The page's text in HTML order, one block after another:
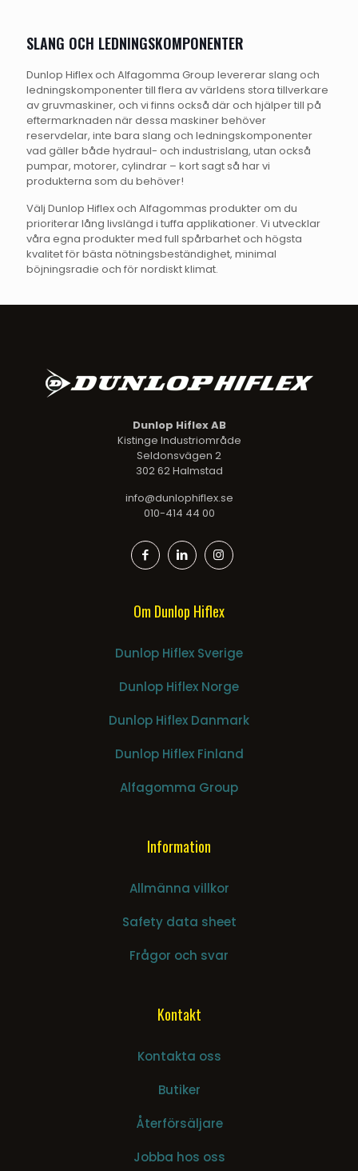
SLANG OCH LEDNINGSKOMPONENTER
Dunlop Hiflex och Alfagomma Group levererar slang och
ledningskomponenter till flera av världens stora tillverkare
av gruvmaskiner, och vi finns också där och hjälper till på
eftermarknaden när dessa maskiner behöver
reservdelar, inte bara slang och ledningskomponenter
vad gäller både hydraul- och industrislang, utan också
pumpar, motorer, cylindrar – kort sagt så har vi
produkterna som du behöver!
Välj Dunlop Hiflex och Alfagommas produkter om du
prioriterar lång livslängd i tuffa applikationer. Vi utvecklar
våra egna produkter med full spårbarhet och högsta
kvalitet för bästa nötningsbeständighet, minimal
böjningsradie och för nordiskt klimat.
Dunlop Hiflex AB
Kistinge Industriområde
Seldonsvägen 2
302 62 Halmstad
info@dunlophiflex.se
010-414 44 00
Om Dunlop Hiflex
Dunlop Hiflex Sverige
Dunlop Hiflex Norge
Dunlop Hiflex Danmark
Dunlop Hiflex Finland
Alfagomma Group
Information
Allmänna villkor
Safety data sheet
Frågor och svar
Kontakt
Kontakta oss
Butiker
Återförsäljare
Jobba hos oss